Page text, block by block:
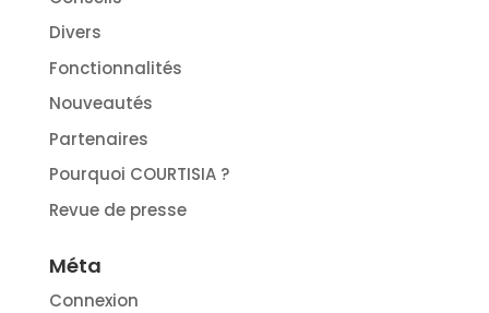
Divers
Fonctionnalités
Nouveautés
Partenaires
Pourquoi COURTISIA ?
Revue de presse
Méta
Connexion